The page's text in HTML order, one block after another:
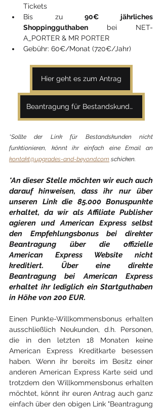
Tickets
Bis zu 90€ jährliches
Shoppingguthaben bei NET-
A_PORTER & MR PORTER
Gebühr: 60€/Monat (720€/Jahr)
Hier geht es zum Antrag
Beantragung für Bestandskunden
*Sollte der Link für Bestandskunden nicht
kontakt@upgrades-and-beyond.com schicken.
*An dieser Stelle möchten wir euch auch
darauf hinweisen, dass ihr nur über
unseren Link die 85.000 Bonuspunkte
erhaltet, da wir als Affiliate Publisher
agieren und American Express selbst
den Empfehlungsbonus bei direkter
Beantragung über die offizielle
American Express Website nicht
kreditiert. Über eine direkte
Beantragung bei American Express
erhaltet ihr lediglich ein Startguthaben
in Höhe von 200 EUR.
Einen Punkte-Willkommensbonus erhalten
ausschließlich Neukunden, d.h. Personen,
die in den letzten 18 Monaten keine
American Express Kreditkarte besessen
haben. Wenn ihr bereits im Besitz einer
anderen American Express Karte seid und
trotzdem den Willkommensbonus erhalten
möchtet, könnt ihr euren Antrag auch ganz
einfach über den obigen Link "Beantragung